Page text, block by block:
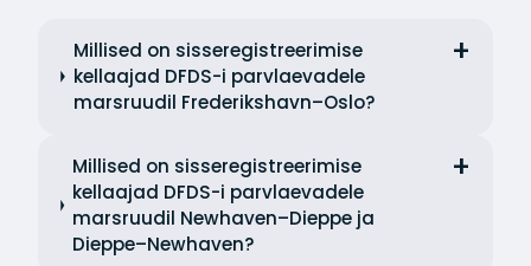
Millised on sisseregistreerimise
kellaajad DFDS-i parvlaevadele
marsruudil Frederikshavn–Oslo?
Millised on sisseregistreerimise
kellaajad DFDS-i parvlaevadele
marsruudil Newhaven–Dieppe ja
Dieppe–Newhaven?